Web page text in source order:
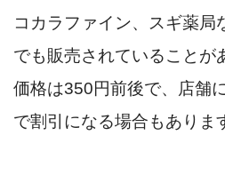
コカラファイン、スギ薬局
でも販売されていることが
価格は350円前後で、店舗
で割引になる場合もありま